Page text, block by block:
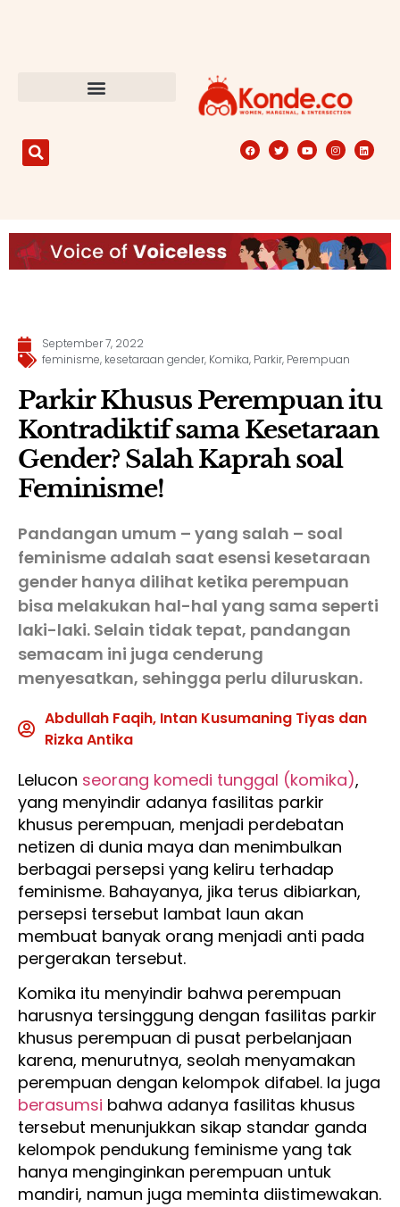
September 7, 2022
feminisme, kesetaraan gender, Komika, Parkir, Perempuan
Parkir Khusus Perempuan itu
Kontradiktif sama Kesetaraan
Gender? Salah Kaprah soal
Feminisme!
Pandangan umum – yang salah – soal
feminisme adalah saat esensi kesetaraan
gender hanya dilihat ketika perempuan
bisa melakukan hal-hal yang sama seperti
laki-laki. Selain tidak tepat, pandangan
semacam ini juga cenderung
menyesatkan, sehingga perlu diluruskan.
Abdullah Faqih, Intan Kusumaning Tiyas dan
Rizka Antika
Lelucon seorang komedi tunggal (komika),
yang menyindir adanya fasilitas parkir
khusus perempuan, menjadi perdebatan
netizen di dunia maya dan menimbulkan
berbagai persepsi yang keliru terhadap
feminisme. Bahayanya, jika terus dibiarkan,
persepsi tersebut lambat laun akan
membuat banyak orang menjadi anti pada
pergerakan tersebut.
Komika itu menyindir bahwa perempuan
harusnya tersinggung dengan fasilitas parkir
khusus perempuan di pusat perbelanjaan
karena, menurutnya, seolah menyamakan
perempuan dengan kelompok difabel. Ia juga
berasumsi bahwa adanya fasilitas khusus
tersebut menunjukkan sikap standar ganda
kelompok pendukung feminisme yang tak
hanya menginginkan perempuan untuk
mandiri, namun juga meminta diistimewakan.